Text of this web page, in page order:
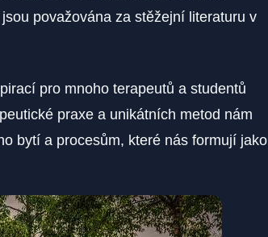
považována za stěžejní literaturu v
pro mnoho terapeutů a studentů
praxe a unikátních metod nám
bytí a procesům, které nás formují jako